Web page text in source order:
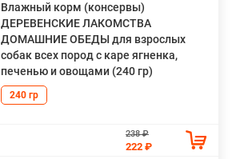
Влажный корм (консервы)
ДЕРЕВЕНСКИЕ ЛАКОМСТВА
ДОМАШНИЕ ОБЕДЫ для взрослых
собак всех пород с каре ягненка,
печенью и овощами (240 гр)
240 гр
238 ₽
222 ₽